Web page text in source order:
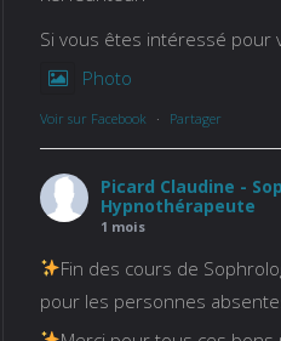
Si vous êtes intéressé pour
Photo
Voir sur Facebook · Partager
Picard Claudine -
Hypnothérapeute
1 mois
Fin des cours de
pour les personnes